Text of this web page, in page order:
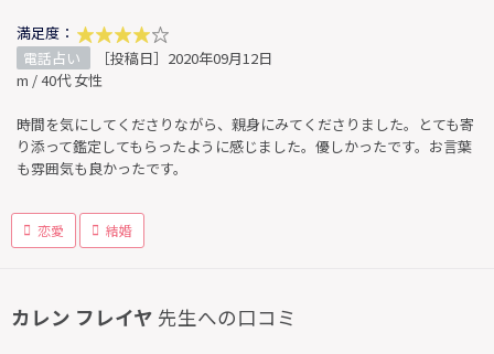
満足度：
電話占い
［投稿日］2020年09月12日
m / 40代 女性
時間を気にしてくださりながら、親身にみてくださりました。とても寄
り添って鑑定してもらったように感じました。優しかったです。お言葉
も雰囲気も良かったです。
恋愛 結婚
カレン フレイヤ 先生への口コミ